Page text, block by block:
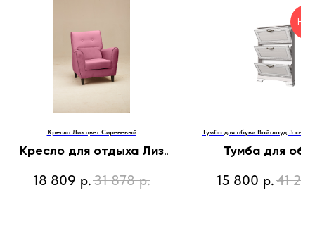
Кресло Лиз цвет Сиреневый
Кресло для отдыха Лиз
75х70х90 см
18 809 р.31 878 р.
Тумба для обуви Вайтлауд 3
Тумба для
бежевая р-р 84
15 800 р.41